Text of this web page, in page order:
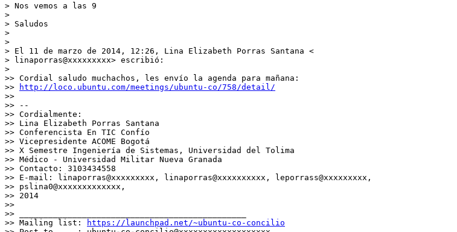
> Nos vemos a las 9
>
> Saludos
>
>
> El 11 de marzo de 2014, 12:26, Lina Elizabeth Porras Santana <
> linaporras@xxxxxxxxx> escribió:
>
>> Cordial saludo muchachos, les envío la agenda para mañana:
>>
http://loco.ubuntu.com/meetings/ubuntu-co/758/detail/
>>
>> --
>> Cordialmente:
>> Lina Elizabeth Porras Santana
>> Conferencista En TIC Confío
>> Vicepresidente ACOME Bogotá
>> X Semestre Ingeniería de Sistemas, Universidad del Tolima
>> Médico - Universidad Militar Nueva Granada
>> Contacto: 3103434558
>> E-mail: linaporras@xxxxxxxxx, linaporras@xxxxxxxxxx, leporrass@xxxxxxxxx,
>> pslina0@xxxxxxxxxxxxx,
>> 2014
>>
>> _______________________________________________
>> Mailing list:
https://launchpad.net/~ubuntu-co-concilio